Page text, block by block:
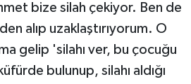
bize silah çekiyor. Ben de
alıp uzaklaştırıyorum. O
gelip 'silahı ver, bu çocuğu
bulunup, silahı aldığı